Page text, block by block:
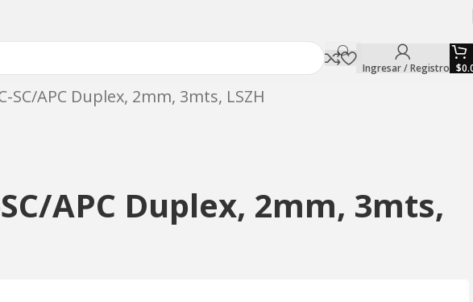
Ingresar / Registro $
APC Duplex, 2mm, 3mts, LSZH
APC Duplex, 2mm, 3mts,